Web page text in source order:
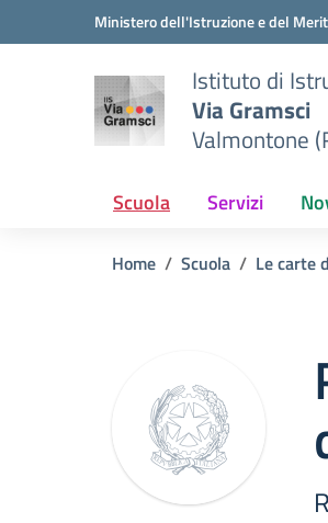
Vai ai contenuti
Vai al menu di navigazioneMinistero dell'Istruzione e del
Istituto di
Via Gramsci
Valmontone
Scuola Servizi
Home Scuola Le carte